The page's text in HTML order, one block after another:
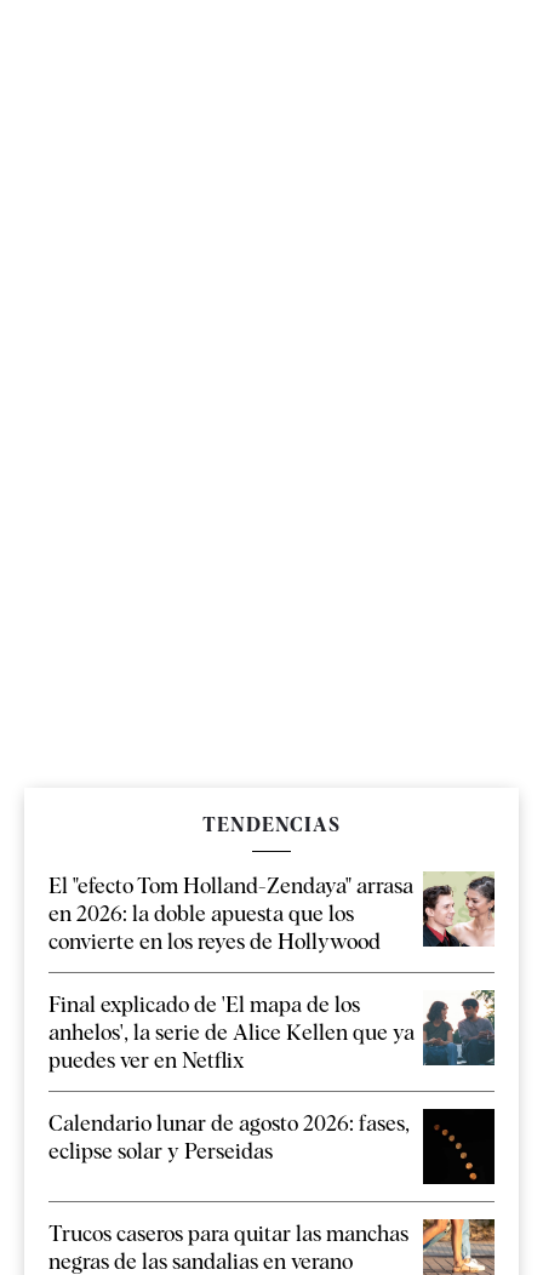
TENDENCIAS
El "efecto Tom Holland-Zendaya" arrasa
en 2026: la doble apuesta que los
convierte en los reyes de Hollywood
Final explicado de 'El mapa de los
anhelos', la serie de Alice Kellen que ya
puedes ver en Netflix
Calendario lunar de agosto 2026: fases,
eclipse solar y Perseidas
Trucos caseros para quitar las manchas
negras de las sandalias en verano